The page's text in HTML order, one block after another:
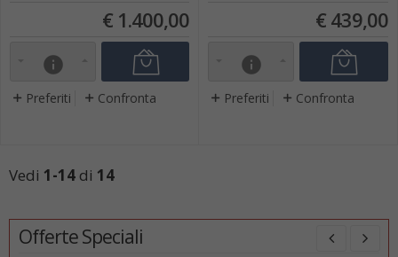
EVO DIN, 56cm per il backup,
€ 1.400,00
info
Preferiti Confronta
suo percorso subacqueo o chi
intende rinnovare la sua
attrezzatura. Il Set Comprende-
Primo stadio bilanciato D...
€ 439,00
info
Preferiti Confronta
Vedi 1-14 di 14
Offerte Speciali